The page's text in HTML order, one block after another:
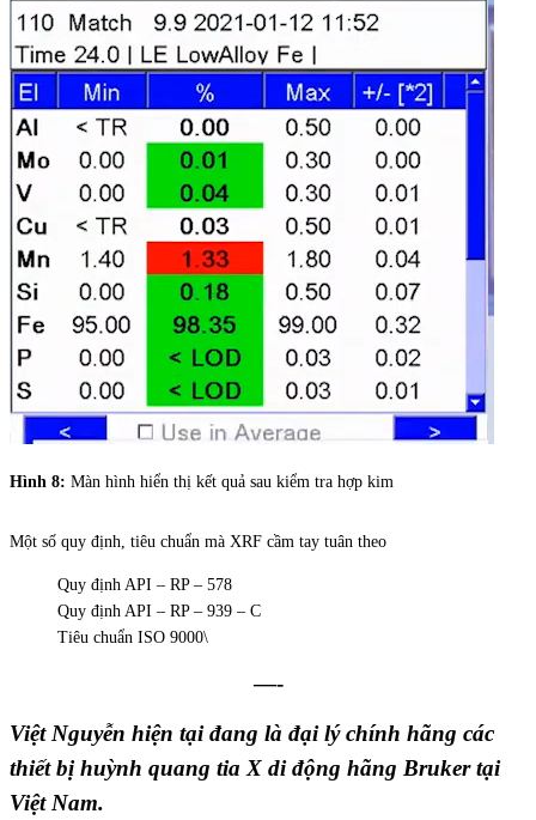
Hình 8: Màn hình hiển thị kết quả sau kiểm tra hợp kim
Một số quy định, tiêu chuẩn mà XRF cầm tay tuân theo
Quy định API – RP – 578
Quy định API – RP – 939 – C
Tiêu chuẩn ISO 9000\
—-
Việt Nguyễn hiện tại đang là đại lý chính hãng các
thiết bị huỳnh quang tia X di động hãng Bruker tại
Việt Nam.